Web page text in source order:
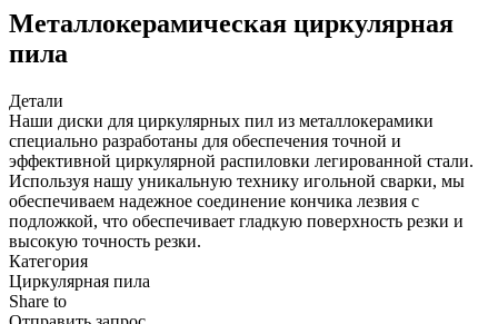
Металлокерамическая циркулярная
пила
Детали
Наши диски для циркулярных пил из металлокерамики
специально разработаны для обеспечения точной и
эффективной циркулярной распиловки легированной стали.
Используя нашу уникальную технику игольной сварки, мы
обеспечиваем надежное соединение кончика лезвия с
подложкой, что обеспечивает гладкую поверхность резки и
высокую точность резки.
Категория
Циркулярная пила
Share to